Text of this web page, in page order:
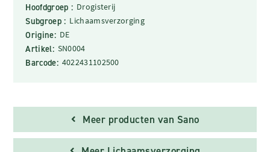
Hoofdgroep : Drogisterij
Subgroep : Lichaamsverzorging
Origine: DE
Artikel: SN0004
Barcode: 4022431102500
Meer producten van Sano